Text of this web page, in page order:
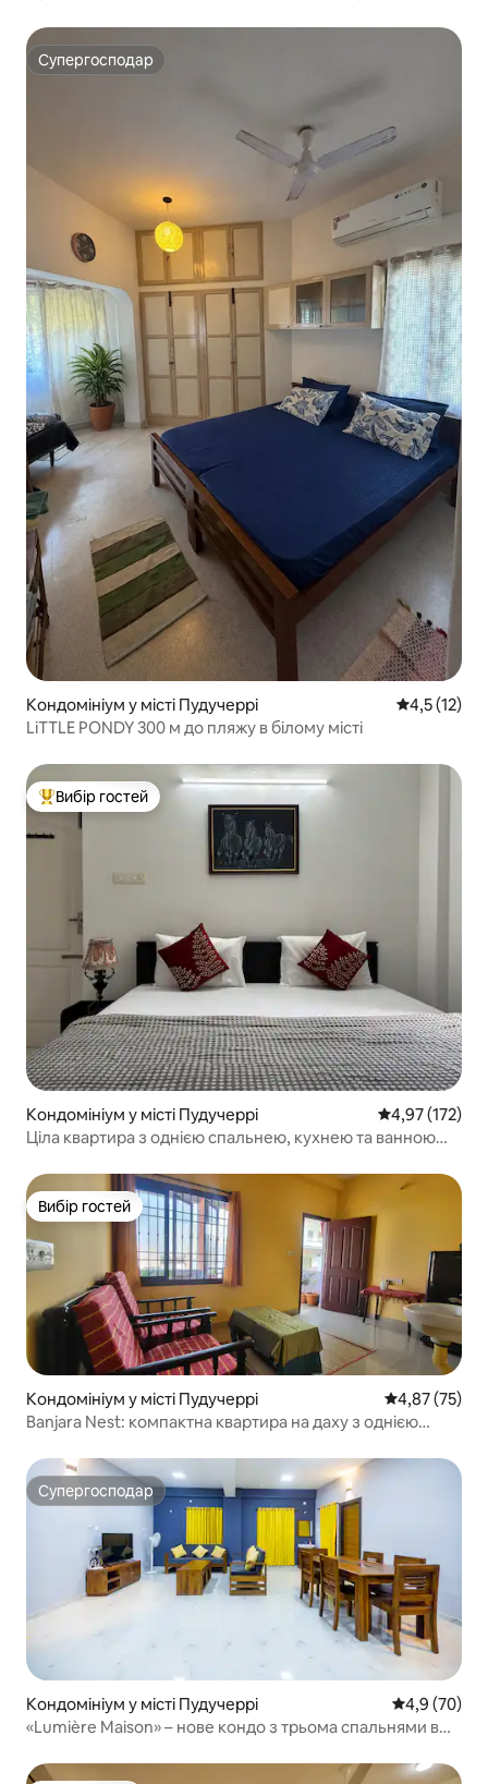
Супергосподар
Супергосподар
Кондомініум у місті Пудучеррі Середня
4,5 (12)
LiTTLE PONDY 300 м до пляжу в білому місті
Топ вибір гостей
Вибір гостей
Кондомініум у місті Пудучеррі Середня
4,97 (172)
Ціла квартира з однією спальнею, кухнею та ванною
Вибір гостей
Вибір гостей
Кондомініум у місті Пудучеррі Середня
4,87 (75)
Banjara Nest: компактна квартира на даху з однією
Супергосподар
Супергосподар
Кондомініум у місті Пудучеррі Середня
4,9 (70)
«Lumière Maison» – нове кондо з трьома спальнями в